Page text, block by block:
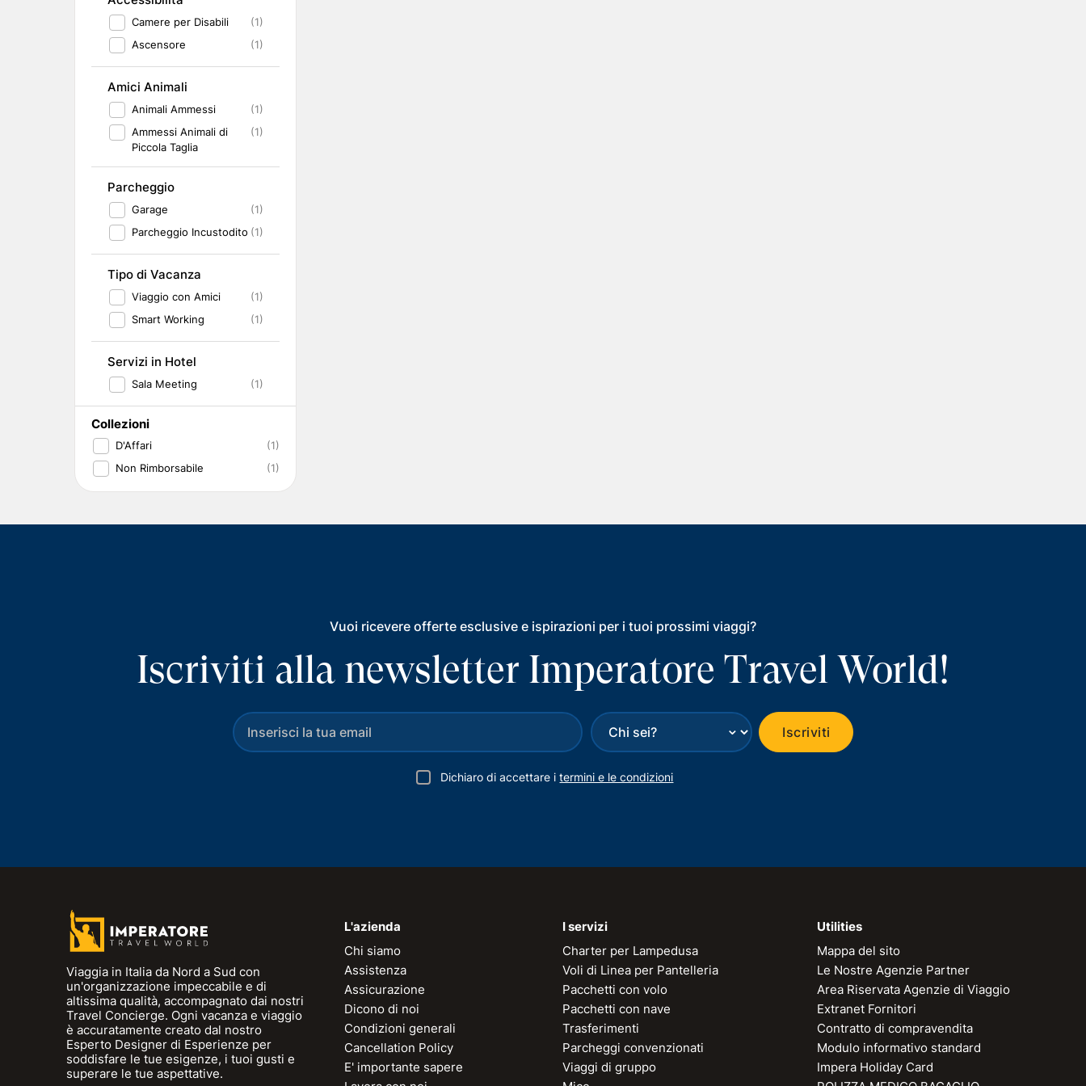
Camere per Disabili
(1)
Ascensore
(1)
Amici Animali
Animali Ammessi
(1)
Ammessi Animali di
Piccola Taglia
(1)
Parcheggio
Garage
(1)
Parcheggio Incustodito (1)
Tipo di Vacanza
Viaggio con Amici
(1)
Smart Working
(1)
Servizi in Hotel
Sala Meeting (1)
Collezioni
D'Affari
(1)
Non Rimborsabile
(1)
Vuoi ricevere offerte esclusive e ispirazioni per i tuoi prossimi viaggi?
Iscriviti alla newsletter Imperatore Travel World!
⌄ Iscriviti
Dichiaro di accettare itermini e le condizioni
Viaggia in Italia da Nord a Sud con
un'organizzazione impeccabile e di
altissima qualità, accompagnato dai nostri
Travel Concierge. Ogni vacanza e viaggio
è accuratamente creato dal nostro
Esperto Designer di Esperienze per
soddisfare le tue esigenze, i tuoi gusti e
superare le tue aspettative.
L'azienda
Chi siamo
Assistenza
Assicurazione
Dicono di noi
Condizioni generali
Cancellation Policy
E' importante sapere
I servizi
Charter per Lampedusa
Voli di Linea per Pantelleria
Pacchetti con volo
Pacchetti con nave
Trasferimenti
Parcheggi convenzionati
Viaggi di gruppo
Utilities
Mappa del sito
Le Nostre Agenzie Partner
Area Riservata Agenzie di Viaggio
Extranet Fornitori
Contratto di compravendita
Modulo informativo standard
Impera Holiday Card